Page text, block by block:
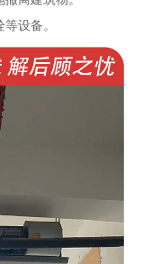
设备。